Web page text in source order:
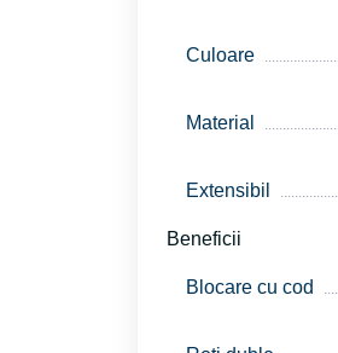
Culoare
Material
Extensibil
Beneficii
Blocare cu cod